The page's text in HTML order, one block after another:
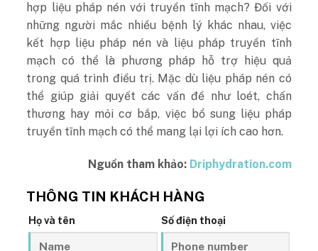
hợp liệu pháp nén với truyền tĩnh mạch? Đối với
những người mắc nhiều bệnh lý khác nhau, việc
kết hợp liệu pháp nén và liệu pháp truyền tĩnh
mạch có thể là phương pháp hỗ trợ hiệu quả
trong quá trình điều trị. Mặc dù liệu pháp nén có
thể giúp giải quyết các vấn đề như loét, chấn
thương hay mỏi cơ bắp, việc bổ sung liệu pháp
truyền tĩnh mạch có thể mang lại lợi ích cao hơn.
Nguồn tham khảo: Driphydration.com
THÔNG TIN KHÁCH HÀNG
Họ và tên Số điện thoại